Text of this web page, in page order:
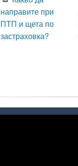
направите при
ПТП и щета по
застраховка?